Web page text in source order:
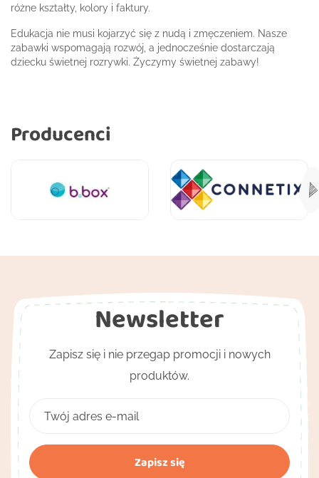
różne kształty, kolory i faktury.
Edukacja nie musi kojarzyć się z nudą i zmęczeniem. Nasze
zabawki wspomagają rozwój, a jednocześnie dostarczają
dziecku świetnej rozrywki. Życzymy świetnej zabawy!
Producenci
Newsletter
Zapisz się i nie przegap promocji i nowych
produktów.